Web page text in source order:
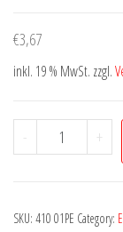
€3,67
inkl. 19 % MwSt. zzgl.
-
quantity
+
SKU: 410 01PE Category: